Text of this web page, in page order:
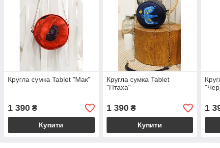
Кругла сумка Tablet "Мак"
1 390 ₴
Купити
Кругла сумка Tablet
"Птаха"
1 390₴
Купити
1